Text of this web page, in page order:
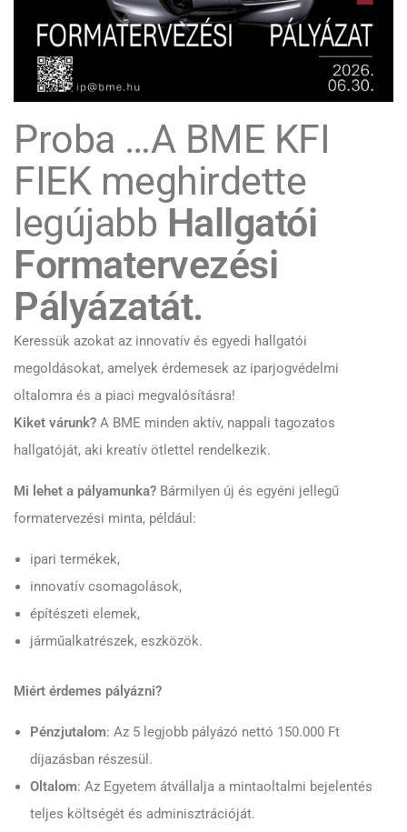
Proba …A BME KFI
FIEK meghirdette
legújabb Hallgatói
Formatervezési
Pályázatát.
Keressük azokat az innovatív és egyedi hallgatói
megoldásokat, amelyek érdemesek az iparjogvédelmi
oltalomra és a piaci megvalósításra!
Kiket várunk? A BME minden aktív, nappali tagozatos
hallgatóját, aki kreatív ötlettel rendelkezik.
Mi lehet a pályamunka? Bármilyen új és egyéni jellegű
formatervezési minta, például:
ipari termékek,
innovatív csomagolások,
építészeti elemek,
járműalkatrészek, eszközök.
Miért érdemes pályázni?
Pénzjutalom: Az 5 legjobb pályázó nettó 150.000 Ft
díjazásban részesül.
Oltalom: Az Egyetem átvállalja a mintaoltalmi bejelentés
teljes költségét és adminisztrációját.